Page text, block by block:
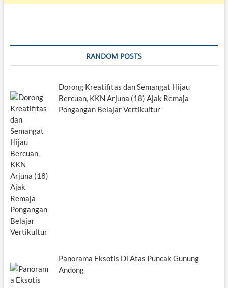
RANDOM POSTS
Dorong Kreatifitas dan Semangat Hijau
Bercuan, KKN Arjuna (18) Ajak Remaja
Pongangan Belajar Vertikultur
Panorama Eksotis Di Atas Puncak Gunung
Andong